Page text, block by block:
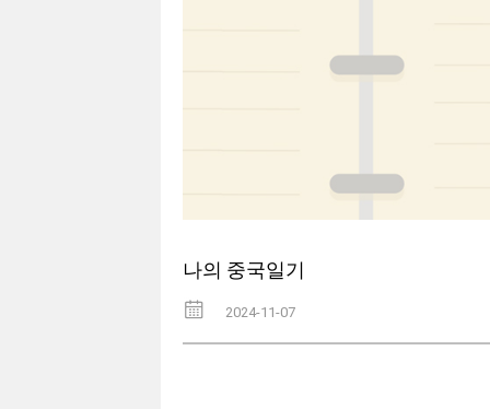
나의 중국일기
2024-11-07